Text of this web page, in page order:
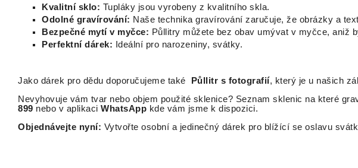
Kvalitní sklo: Tupláky jsou vyrobeny z kvalitního skla.
Odolné gravírování: Naše technika gravírování zaručuje, že obrázky a
Bezpečné mytí v myčce: Půllitry můžete bez obav umývat v myčce, aniž
Perfektní dárek: Ideální pro narozeniny, svátky.
Jako dárek pro dědu doporučujeme také Půllitr s fotografií, který je u našich
Nevyhovuje vám tvar nebo objem použité sklenice? Seznam sklenic na které
899 nebo v aplikaci WhatsApp kde vám jsme k dispozici.
Objednávejte nyní: Vytvořte osobní a jedinečný dárek pro blížící se oslavu